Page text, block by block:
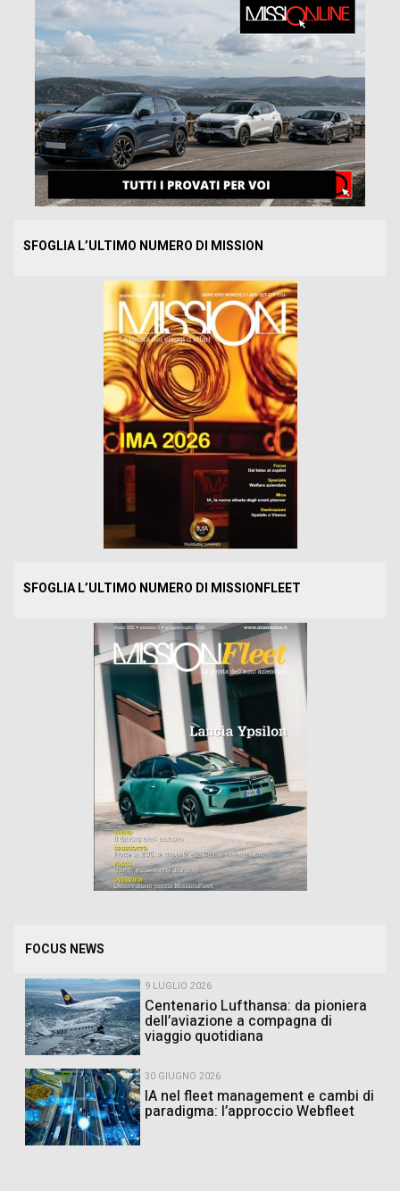
SFOGLIA L’ULTIMO NUMERO DI MISSION
SFOGLIA L’ULTIMO NUMERO DI MISSIONFLEET
FOCUS NEWS
9 LUGLIO 2026
Centenario Lufthansa: da pioniera
dell’aviazione a compagna di
viaggio quotidiana
30 GIUGNO 2026
IA nel fleet management e cambi di
paradigma: l’approccio Webfleet